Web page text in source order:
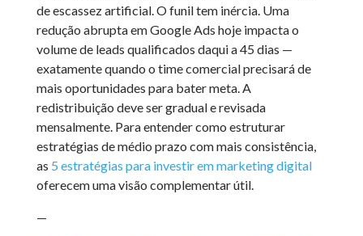
de escassez artificial. O funil tem inércia. Uma
redução abrupta em Google Ads hoje impacta o
volume de leads qualificados daqui a 45 dias —
exatamente quando o time comercial precisará de
mais oportunidades para bater meta. A
redistribuição deve ser gradual e revisada
mensalmente. Para entender como estruturar
estratégias de médio prazo com mais consistência,
as 5 estratégias para investir em marketing digital
oferecem uma visão complementar útil.
—